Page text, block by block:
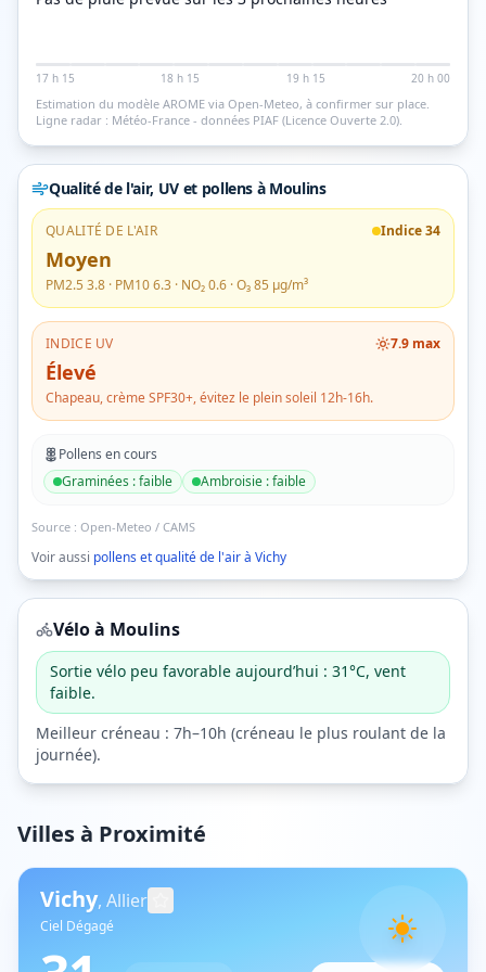
17 h 15 18 h 15 19 h 15 20 h 00
Estimation du modèle AROME via Open-Meteo, à confirmer sur place.
Ligne radar : Météo-France - données PIAF (Licence Ouverte 2.0).
Qualité de l'air, UV et pollens à Moulins
QUALITÉ DE L'AIR Indice34
Moyen
PM2.5 3.8 · PM106.3 · NO₂0.6 · O₃85 µg/m³
INDICE UV 7.9 max
Élevé
Chapeau, crème SPF30+, évitez le plein soleil 12h-16h.
Pollens en cours
Graminées :faible Ambroisie :faible
Source : Open-Meteo / CAMS
Voir aussi pollens et qualité de l'air à Vichy
Vélo à Moulins
Sortie vélo peu favorable aujourd’hui : 31°C, vent
faible.
Meilleur créneau : 7h–10h (créneau le plus roulant de la
journée).
Villes à Proximité
Vichy, Allier
Ciel Dégagé